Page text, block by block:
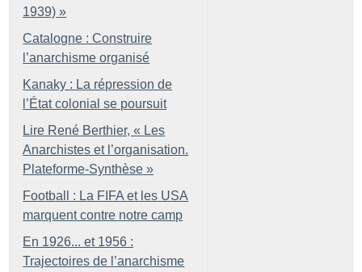
1939) »
Catalogne : Construire
l’anarchisme organisé
Kanaky : La répression de
l’État colonial se poursuit
Lire René Berthier, « Les
Anarchistes et l’organisation.
Plateforme-Synthèse »
Football : La FIFA et les USA
marquent contre notre camp
En 1926... et 1956 :
Trajectoires de l’anarchisme